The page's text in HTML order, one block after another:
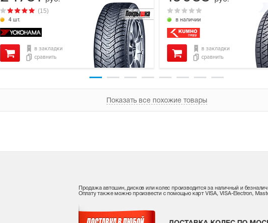
4 шт.
(15)
в закладки
сравнить
в наличии
в закладки
сравнить
Показать все похожие товары
Продажа автошин, дисков или колес производится за наличный и
Оплату также можно произвести с помощью карт VISA, VISA-Electron,